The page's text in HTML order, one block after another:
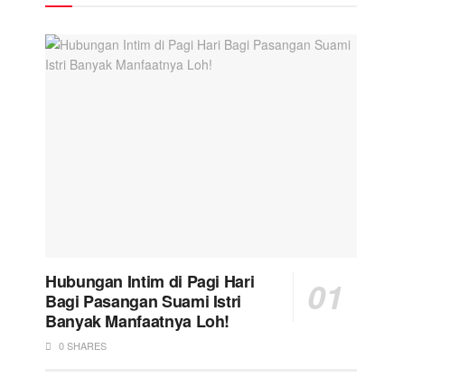
Hubungan Intim di Pagi Hari
Bagi Pasangan Suami Istri
Banyak Manfaatnya Loh!
0 SHARES